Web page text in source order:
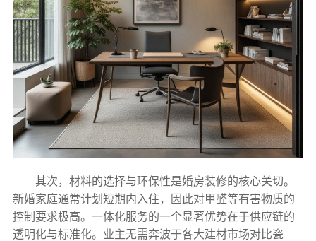
其次，材料的选择与环保性是婚房装修的核心关切。
新婚家庭通常计划短期内入住，因此对甲醛等有害物质的
控制要求极高。一体化服务的一个显著优势在于供应链的
透明化与标准化。业主无需奔波于各大建材市场对比瓷